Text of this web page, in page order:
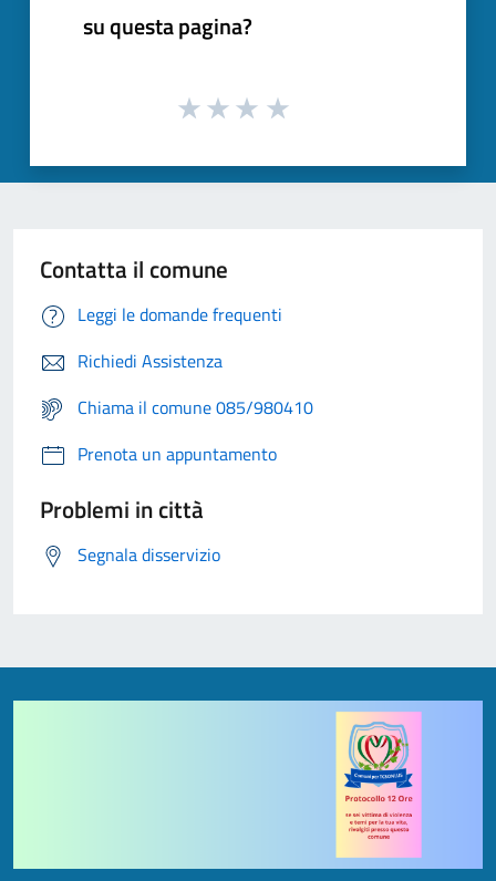
su questa pagina?
Contatta il comune
Leggi le domande frequenti
Richiedi Assistenza
Chiama il comune 085/980410
Prenota un appuntamento
Problemi in città
Segnala disservizio